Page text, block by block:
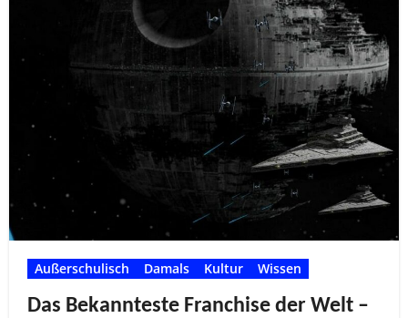
Außerschulisch Damals Kultur Wissen
Das Bekannteste Franchise der Welt –